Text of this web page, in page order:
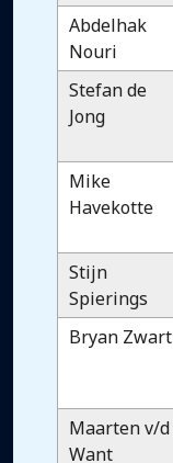
Abdelhak
Nouri
Stefan de
Jong
Mike
Havekotte
Stijn
Spierings
Bryan Zwart
Maarten v/d
Want